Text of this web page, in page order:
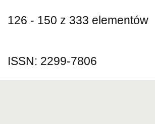
126 - 150 z 333 elementów
ISSN: 2299-7806